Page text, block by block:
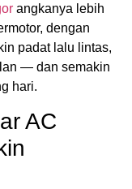
angkanya lebih
dengan
padat lalu lintas,
— dan semakin
hari.
AC